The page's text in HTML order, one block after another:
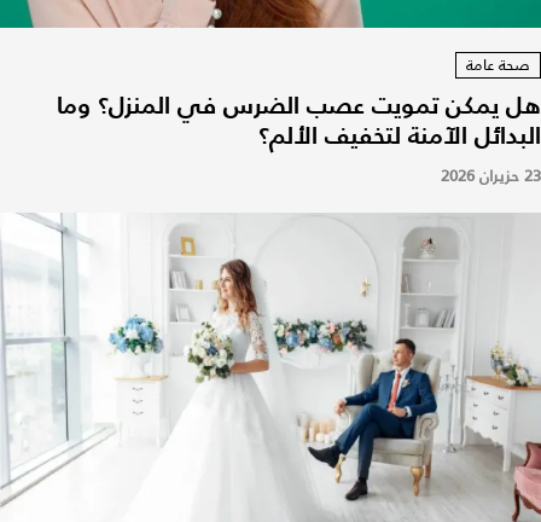
صحة عامة
هل يمكن تمويت عصب الضرس في المنزل؟ وما
البدائل الآمنة لتخفيف الألم؟
23 حزيران 2026